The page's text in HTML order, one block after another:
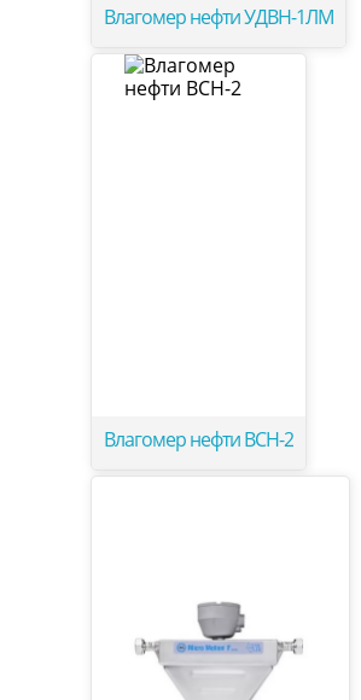
Влагомер нефти УДВН-1ЛМ
Влагомер нефти ВСН-2